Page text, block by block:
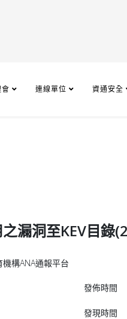
連線單位 資通安全
之漏洞至KEV目
機構ANA通報平台
發佈時間
發現時間